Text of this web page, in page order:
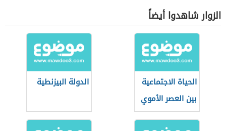
الزوار شاهدوا أيضاً
الحياة الاجتماعية
بين العصر الأموي
والعباسي
الدولة البيزنطية